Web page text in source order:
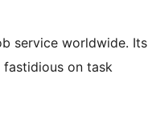
service worldwide. Its
fastidious on task